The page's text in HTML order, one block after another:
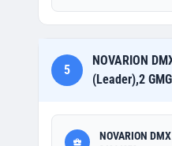
5
NOVARION
(Leader),2
NOVARION